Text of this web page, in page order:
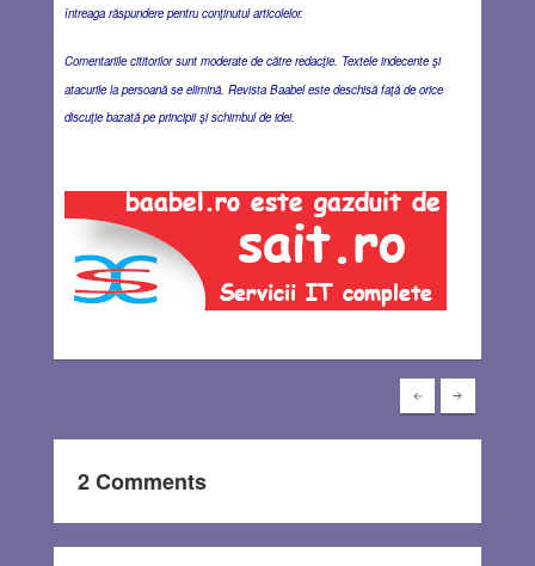
întreaga răspundere pentru conţinutul articolelor.
Comentariile cititorilor sunt moderate de către redacţie. Textele indecente şi
atacurile la persoană se elimină. Revista Baabel este deschisă faţă de orice
discuţie bazată pe principii şi schimbul de idei.
2 Comments